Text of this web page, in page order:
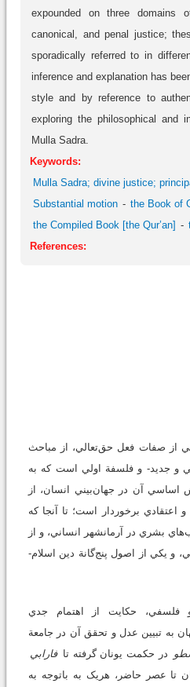
expounded on three domains
canonical, and penal justice;
sporadically referred to in
inference and explanation has
style and by reference to
exploring the philosophical and
Mulla Sadra.
Keywords:
Mulla Sadra; divine justice;
Substantial motion
the Book of
the Compiled Book [the Qur’an]
References:
از صفات فعل حق‌تعالي، از مباحث
و جديد- و فلسفة اولي است که به
اساسي آن در جهان‌بيني انسان، از
اعتقادي برخوردار است؛ تا آنجا که
بشري در آرمانشهر انساني، و از
و يکي از اصول پنج‌گانة دين اسلام-
فلسفي، حکايت از اهتمام جدي
به تبيين عدل و تحقق آن در جامعة
در حکمت يونان گرفته تا فارابي
تا عصر ‌حاضر، هريک به باتوجه به